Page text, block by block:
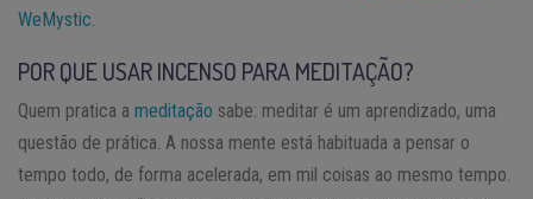
WeMystic
POR QUE USAR INCENSO PARA MEDITAÇÃO?
Quem pratica a meditação sabe: meditar é um aprendizado, uma
questão de prática. A nossa mente está habituada a pensar o
tempo todo, de forma acelerada, em mil coisas ao mesmo tempo.